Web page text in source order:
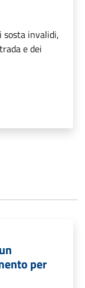
sosta invalidi,
e dei
per